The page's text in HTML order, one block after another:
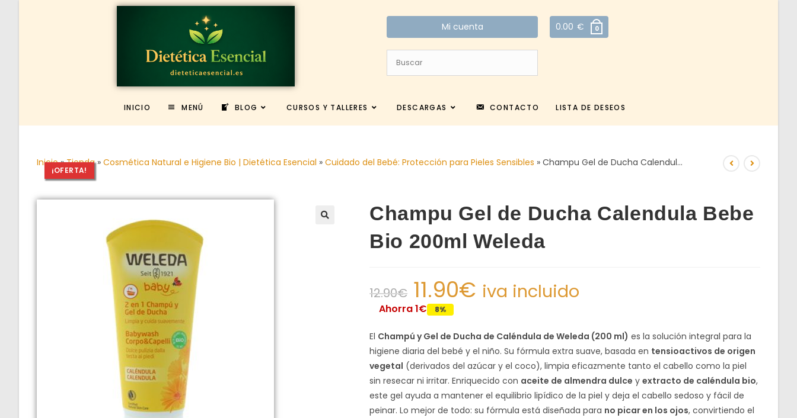
Mi cuenta 0.00 € 0
INICIO MENÚ BLOG CURSOS Y TALLERES DESCARGAS CONTACTO LISTA DE DESEOS
Inicio»Tienda» Cosmética Natural e Higiene Bio | Dietética Esencial » Cuidado del Bebé: Protección para Pieles Sensibles » Champu Gel de Ducha Calendul…
¡OFERTA!
Champu Gel de Ducha Calendula Bebe
Bio 200ml Weleda
12.90€ 11.90€ iva incluido
Ahorra 1€ 8%
El Champú y Gel de Ducha de Caléndula de Weleda (200 ml) es la solución integral para la
higiene diaria del bebé y el niño. Su fórmula extra suave, basada en tensioactivos de origen
vegetal (derivados del azúcar y el coco), limpia eficazmente tanto el cabello como la piel
sin resecar ni irritar. Enriquecido con aceite de almendra dulce yextracto de caléndula bio,
este gel ayuda a mantener el equilibrio lipídico de la piel y deja el cabello sedoso y fácil de
peinar. Lo mejor de todo: su fórmula está diseñada para no picar en los ojos, convirtiendo el